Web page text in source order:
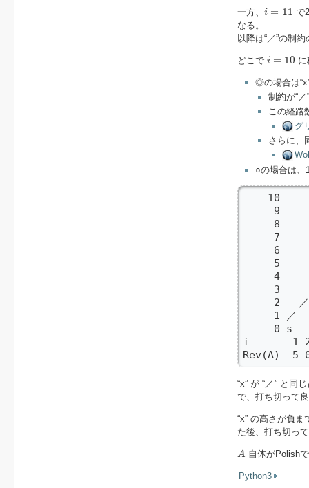
一方、 i = 11
=
で
なる。
以降は“／”の制
どこで i = 10
= 10
◎の場合は
制約が“
この経路
グ
さらに、
○の場合は、
10
9
8
7
6
5
4
3
2
1 ／
0 s
i       1 2
Rev(A)  5
“x” が “／” と同
で、打ち切って
“x” の高さが負
た後、打ち切っ
A
A 自体がPolish
Python3